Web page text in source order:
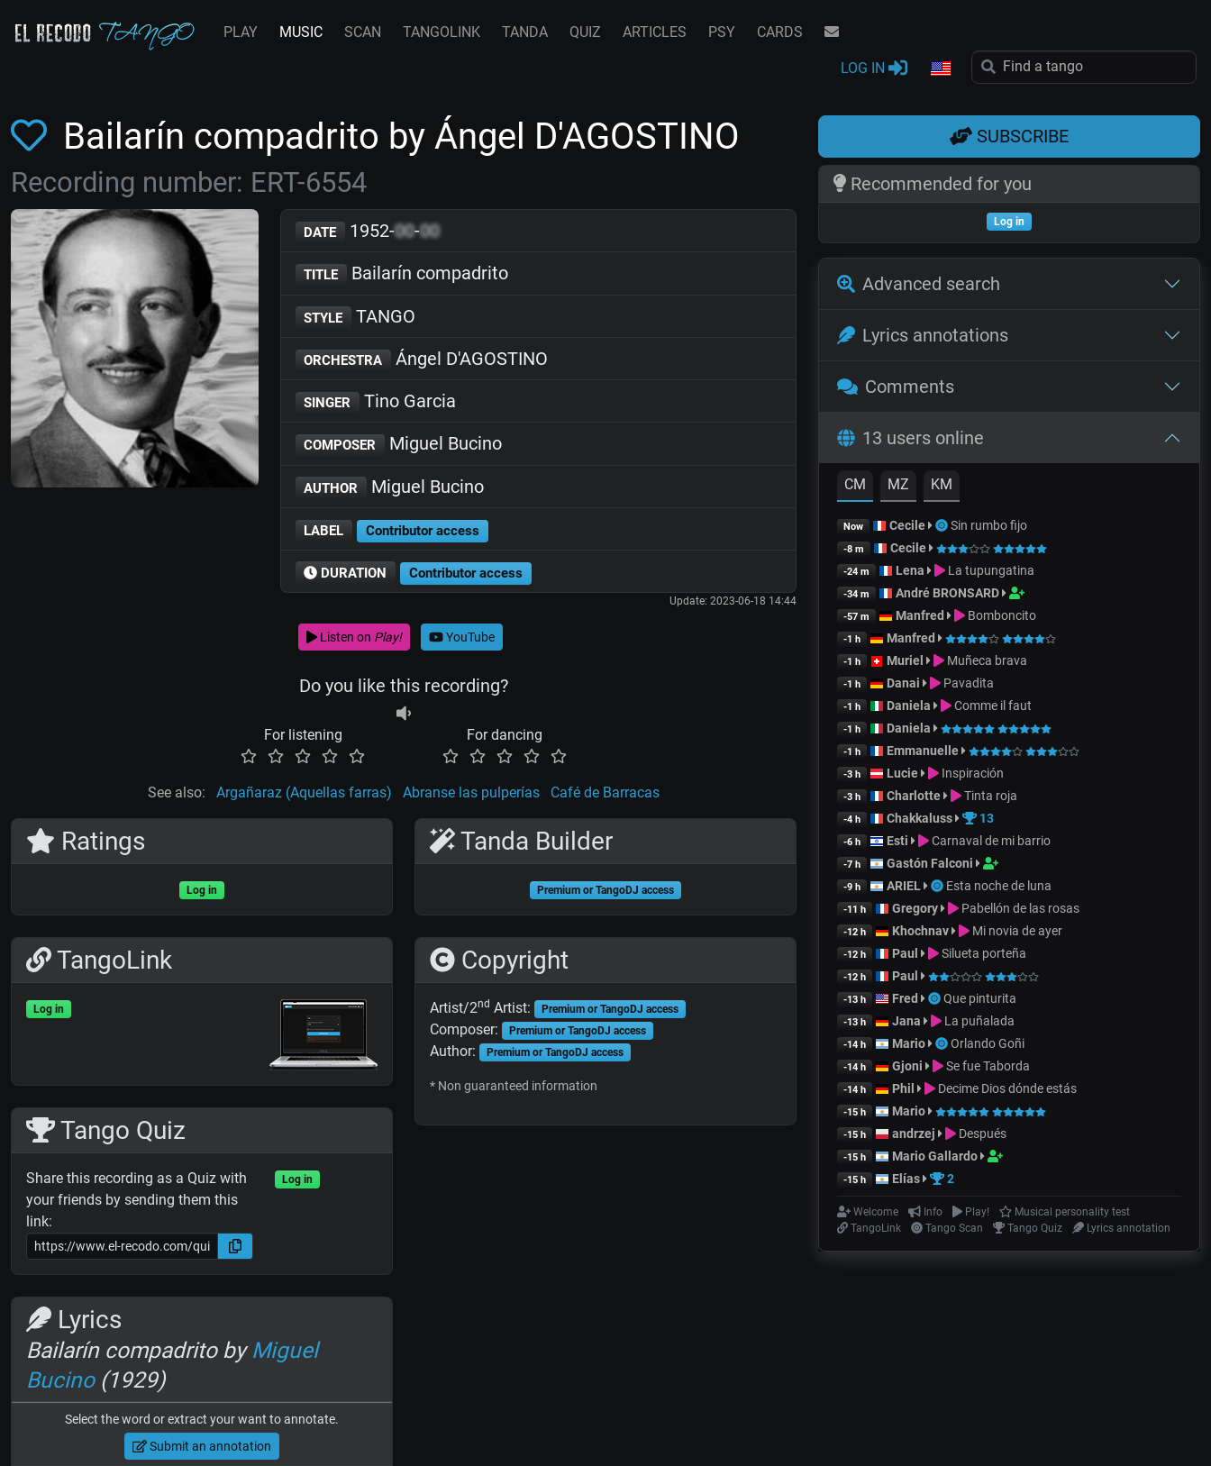
PLAY MUSIC SCAN TANGOLINK TANDA QUIZ ARTICLES PSY CARDS
LOG IN
Bailarín compadrito by Ángel D'AGOSTINO
Recording number: ERT-6554
DATE 1952-00-00
TITLE Bailarín compadrito
STYLE TANGO
ORCHESTRA Ángel D'AGOSTINO
SINGER Tino Garcia
COMPOSER Miguel Bucino
AUTHOR Miguel Bucino
LABEL Contributor access
DURATION Contributor access
Update: 2023-06-18 14:44
Listen on Play! YouTube
Do you like this recording?
For listening For dancing
See also: Argañaraz (Aquellas farras) Abranse las pulperías Café de Barracas
Ratings
Log in
TangoLink
Log in
Tango Quiz
Share this recording as a Quiz with
your friends by sending them this
link:
Log in
Lyrics
Bailarín compadrito byMiguel
Bucino(1929)
Select the word or extract your want to annotate.
Submit an annotation
Tanda Builder
Premium or TangoDJ access
Copyright
Artist/2nd Artist: Premium or TangoDJ access
Composer: Premium or TangoDJ access
Author: Premium or TangoDJ access
* Non guaranteed information
SUBSCRIBE
Recommended for you
Log in
Advanced search
Lyrics annotations
Comments
13 users online
CM MZ KM
Now Cecile Sin rumbo fijo
-8 m Cecile
-24 m Lena La tupungatina
-34 m André BRONSARD
-57 m Manfred Bomboncito
-1 h Manfred
-1 h Muriel Muñeca brava
-1 h Danai Pavadita
-1 h Daniela Comme il faut
-1 h Daniela
-1 h Emmanuelle
-3 h Lucie Inspiración
-3 h Charlotte Tinta roja
-4 h Chakkaluss 13
-6 h Esti Carnaval de mi barrio
-7 h Gastón Falconi
-9 h ARIEL Esta noche de luna
-11 h Gregory Pabellón de las rosas
-12 h Khochnav Mi novia de ayer
-12 h Paul Silueta porteña
-12 h Paul
-13 h Fred Que pinturita
-13 h Jana La puñalada
-14 h Mario Orlando Goñi
-14 h Gjoni Se fue Taborda
-14 h Phil Decime Dios dónde estás
-15 h Mario
-15 h andrzej Después
-15 h Mario Gallardo
-15 h Elías 2
Welcome Info Play!
Musical personality test
TangoLink
Tango Scan Tango Quiz Lyrics annotation